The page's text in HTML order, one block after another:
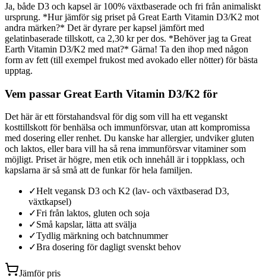
Ja, både D3 och kapsel är 100% växtbaserade och fri från animaliskt
ursprung. *Hur jämför sig priset på Great Earth Vitamin D3/K2 mot
andra märken?* Det är dyrare per kapsel jämfört med
gelatinbaserade tillskott, ca 2,30 kr per dos. *Behöver jag ta Great
Earth Vitamin D3/K2 med mat?* Gärna! Ta den ihop med någon
form av fett (till exempel frukost med avokado eller nötter) för bästa
upptag.
Vem passar Great Earth Vitamin D3/K2 för
Det här är ett förstahandsval för dig som vill ha ett veganskt
kosttillskott för benhälsa och immunförsvar, utan att kompromissa
med dosering eller renhet. Du kanske har allergier, undviker gluten
och laktos, eller bara vill ha så rena immunförsvar vitaminer som
möjligt. Priset är högre, men etik och innehåll är i toppklass, och
kapslarna är så små att de funkar för hela familjen.
✓Helt vegansk D3 och K2 (lav- och växtbaserad D3,
växtkapsel)
✓Fri från laktos, gluten och soja
✓Små kapslar, lätta att svälja
✓Tydlig märkning och batchnummer
✓Bra dosering för dagligt svenskt behov
Jämför pris